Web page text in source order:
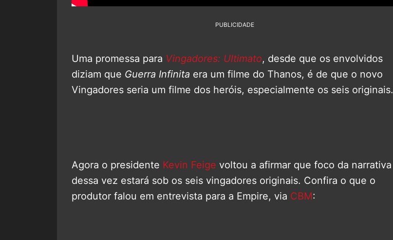
PUBLICIDADE
Uma promessa para Vingadores: Ultimato, desde que os envolvidos
diziam que Guerra Infinita era um filme do Thanos, é de que o novo
Vingadores seria um filme dos heróis, especialmente os seis originais.
Agora o presidente Kevin Feige voltou a afirmar que foco da narrativa
dessa vez estará sob os seis vingadores originais. Confira o que o
produtor falou em entrevista para a Empire, via CBM: